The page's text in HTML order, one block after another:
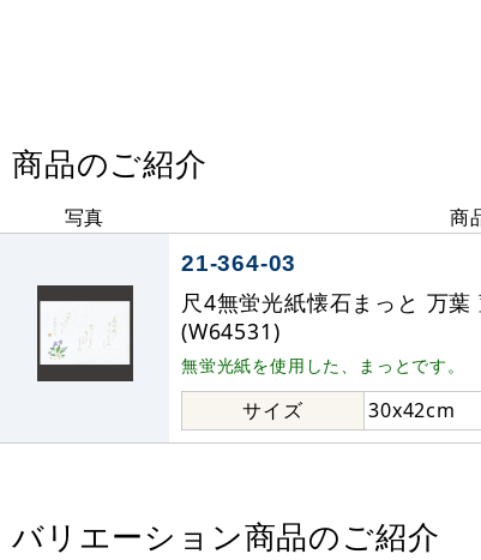
商品のご紹介
写真 商
21-364-03
尺4無蛍光紙懐石まっと 万
(W64531)
無蛍光紙を使用した、まっとです。
サイズ 30x42cm
バリエーション商品のご紹介